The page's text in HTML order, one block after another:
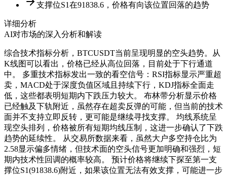
支撑位S1在91838.6，价格有向该位置回落的趋势
详细分析
AI对市场的深入分析和解读
综合技术指标分析，BTCUSDT当前呈现明显的空头趋势。从
K线图可以看出，价格已经从高位回落，目前处于下行通道
中。 多重技术指标发出一致的看空信号：RSI指标显示严重超
卖，MACD处于深度负值区域且持续下行，KDJ指标全面走
低，这些都表明短期内下跌压力较大。 布林带分析显示价格
已经触及下轨附近，虽然存在超卖反弹的可能，但当前的技术
面并不支持立即反转，更可能是继续寻找支撑。 均线系统呈
现空头排列，价格被所有短期均线压制，这进一步确认了下跌
趋势的延续性。 从交易所数据来看，虽然大户多空持仓比为
2.58显示偏多情绪，但技术面的空头信号更加明确和强烈，短
期内技术性回调的概率较高。 预计价格将继续下探至第一支
撑位S1(91838.6)附近，如果该位置无法有效支撑，可能进一步